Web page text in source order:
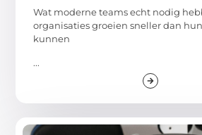
Wat moderne teams echt nodig
organisaties groeien sneller dan
kunnen
...